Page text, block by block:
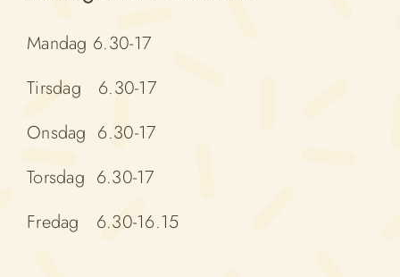
Mandag 6.30-17
Tirsdag 6.30-17
Onsdag 6.30-17
Torsdag 6.30-17
Fredag 6.30-16.15